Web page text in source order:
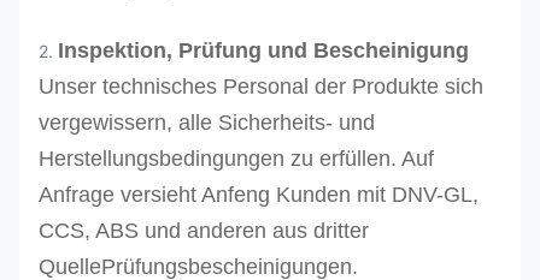
2. Inspektion, Prüfung und Bescheinigung
Unser technisches Personal der Produkte sich
vergewissern, alle Sicherheits- und
Herstellungsbedingungen zu erfüllen. Auf
Anfrage versieht Anfeng Kunden mit DNV-GL,
CCS, ABS und anderen aus dritter
QuellePrüfungsbescheinigungen.